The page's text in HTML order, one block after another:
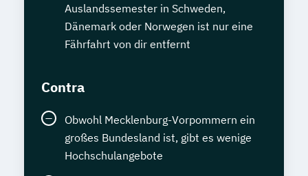
Auslandssemester in Schweden,
Dänemark oder Norwegen ist nur eine
Fährfahrt von dir entfernt
Contra
Obwohl Mecklenburg-Vorpommern ein
großes Bundesland ist, gibt es wenige
Hochschulangebote